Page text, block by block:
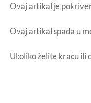
Ovaj artikal je
Ovaj artikal spada u
Ukoliko želite kraću ili